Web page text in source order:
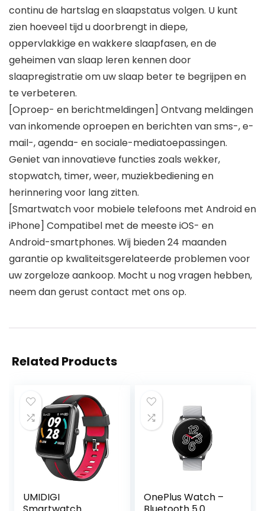
continu de hartslag en slaapstatus volgen. U kunt
zien hoeveel tijd u doorbrengt in diepe,
oppervlakkige en wakkere slaapfasen, en de
geheimen van slaap leren kennen door
slaapregistratie om uw slaap beter te begrijpen en
te verbeteren.
[Oproep- en berichtmeldingen] Ontvang meldingen
van inkomende oproepen en berichten van sms-, e-
mail-, agenda- en sociale-mediatoepassingen.
Geniet van innovatieve functies zoals wekker,
stopwatch, timer, weer, muziekbediening en
herinnering voor lang zitten.
[Smartwatch voor mobiele telefoons met Android en
iPhone] Compatibel met de meeste iOS- en
Android-smartphones. Wij bieden 24 maanden
garantie op kwaliteitsgerelateerde problemen voor
uw zorgeloze aankoop. Mocht u nog vragen hebben,
neem dan gerust contact met ons op.
Related Products
UMIDIGI
OnePlus Watch –